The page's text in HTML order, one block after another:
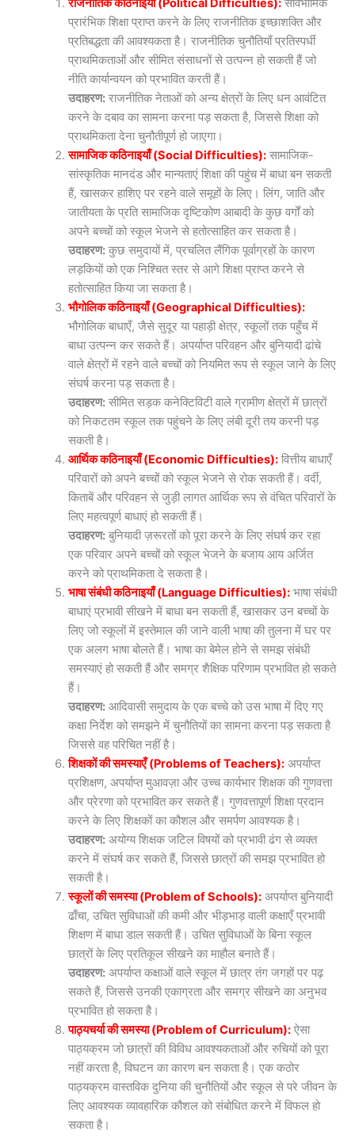
राजनीतिक कठिनाइयाँ (Political Difficulties): सार्वभौमिक
प्रारंभिक शिक्षा प्राप्त करने के लिए राजनीतिक इच्छाशक्ति और
प्रतिबद्धता की आवश्यकता है। राजनीतिक चुनौतियाँ प्रतिस्पर्धी
प्राथमिकताओं और सीमित संसाधनों से उत्पन्न हो सकती हैं जो
नीति कार्यान्वयन को प्रभावित करती हैं।
उदाहरण: राजनीतिक नेताओं को अन्य क्षेत्रों के लिए धन आवंटित
करने के दबाव का सामना करना पड़ सकता है, जिससे शिक्षा को
प्राथमिकता देना चुनौतीपूर्ण हो जाएगा।
सामाजिक कठिनाइयाँ (Social Difficulties): सामाजिक-
सांस्कृतिक मानदंड और मान्यताएं शिक्षा की पहुंच में बाधा बन सकती
हैं, खासकर हाशिए पर रहने वाले समूहों के लिए। लिंग, जाति और
जातीयता के प्रति सामाजिक दृष्टिकोण आबादी के कुछ वर्गों को
अपने बच्चों को स्कूल भेजने से हतोत्साहित कर सकता है।
उदाहरण: कुछ समुदायों में, प्रचलित लैंगिक पूर्वाग्रहों के कारण
लड़कियों को एक निश्चित स्तर से आगे शिक्षा प्राप्त करने से
हतोत्साहित किया जा सकता है।
भौगोलिक कठिनाइयाँ (Geographical Difficulties):
भौगोलिक बाधाएँ, जैसे सुदूर या पहाड़ी क्षेत्र, स्कूलों तक पहुँच में
बाधा उत्पन्न कर सकते हैं। अपर्याप्त परिवहन और बुनियादी ढांचे
वाले क्षेत्रों में रहने वाले बच्चों को नियमित रूप से स्कूल जाने के लिए
संघर्ष करना पड़ सकता है।
उदाहरण: सीमित सड़क कनेक्टिविटी वाले ग्रामीण क्षेत्रों में छात्रों
को निकटतम स्कूल तक पहुंचने के लिए लंबी दूरी तय करनी पड़
सकती है।
आर्थिक कठिनाइयाँ (Economic Difficulties): वित्तीय बाधाएँ
परिवारों को अपने बच्चों को स्कूल भेजने से रोक सकती हैं। वर्दी,
किताबें और परिवहन से जुड़ी लागत आर्थिक रूप से वंचित परिवारों के
लिए महत्वपूर्ण बाधाएं हो सकती हैं।
उदाहरण: बुनियादी ज़रूरतों को पूरा करने के लिए संघर्ष कर रहा
एक परिवार अपने बच्चों को स्कूल भेजने के बजाय आय अर्जित
करने को प्राथमिकता दे सकता है।
भाषा संबंधी कठिनाइयाँ (Language Difficulties): भाषा संबंधी
बाधाएं प्रभावी सीखने में बाधा बन सकती हैं, खासकर उन बच्चों के
लिए जो स्कूलों में इस्तेमाल की जाने वाली भाषा की तुलना में घर पर
एक अलग भाषा बोलते हैं। भाषा का बेमेल होने से समझ संबंधी
समस्याएं हो सकती हैं और समग्र शैक्षिक परिणाम प्रभावित हो सकते
हैं।
उदाहरण: आदिवासी समुदाय के एक बच्चे को उस भाषा में दिए गए
कक्षा निर्देश को समझने में चुनौतियों का सामना करना पड़ सकता है
जिससे वह परिचित नहीं है।
शिक्षकों की समस्याएँ (Problems of Teachers): अपर्याप्त
प्रशिक्षण, अपर्याप्त मुआवज़ा और उच्च कार्यभार शिक्षक की गुणवत्ता
और प्रेरणा को प्रभावित कर सकते हैं। गुणवत्तापूर्ण शिक्षा प्रदान
करने के लिए शिक्षकों का कौशल और समर्पण आवश्यक है।
उदाहरण: अयोग्य शिक्षक जटिल विषयों को प्रभावी ढंग से व्यक्त
करने में संघर्ष कर सकते हैं, जिससे छात्रों की समझ प्रभावित हो
सकती है।
स्कूलों की समस्या (Problem of Schools): अपर्याप्त बुनियादी
ढाँचा, उचित सुविधाओं की कमी और भीड़भाड़ वाली कक्षाएँ प्रभावी
शिक्षण में बाधा डाल सकती हैं। उचित सुविधाओं के बिना स्कूल
छात्रों के लिए प्रतिकूल सीखने का माहौल बनाते हैं।
उदाहरण: अपर्याप्त कक्षाओं वाले स्कूल में छात्र तंग जगहों पर पढ़
सकते हैं, जिससे उनकी एकाग्रता और समग्र सीखने का अनुभव
प्रभावित हो सकता है।
पाठ्यचर्या की समस्या (Problem of Curriculum): ऐसा
पाठ्यक्रम जो छात्रों की विविध आवश्यकताओं और रुचियों को पूरा
नहीं करता है, विघटन का कारण बन सकता है। एक कठोर
पाठ्यक्रम वास्तविक दुनिया की चुनौतियों और स्कूल से परे जीवन के
लिए आवश्यक व्यावहारिक कौशल को संबोधित करने में विफल हो
सकता है।